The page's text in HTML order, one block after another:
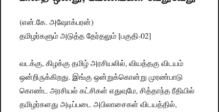
(என்.கே. அஷோக்பரன்)
தமிழர்களும் அடுத்த தேர்தலும் [பகுதி-02]
வடக்கு, கிழக்கு தமிழ் அரசியலில், வியத்தகு விடயம்
ஒன்றிருக்கிறது. இங்கு ஒன்றுக்கொன்று முரண்பாடு
கொண்ட அரசியல் கட்சிகள் எதுவுமே, சித்தாந்த ரீதியில்
தமிழர்களது அடிப்படை அபிலாசைகள் விடயத்தில்,